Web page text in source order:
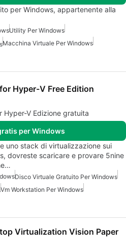
per Windows, appartenente alla
Utility Per Windows
Macchina Virtuale Per Windows
Hyper-V Free Edition
Hyper-V Edizione gratuita
per Windows
uno stack di virtualizzazione sui
dovreste scaricare e provare 5nine
Disco Virtuale Gratuito Per Windows
Vm Workstation Per Windows
Virtualization Vision Paper